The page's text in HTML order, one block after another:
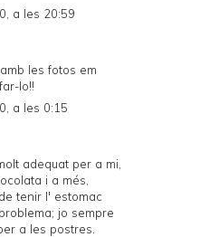
a les 20:59
les fotos em
lo!!
a les 0:15
adequat per a mi,
i a més,
tenir l' estomac
jo sempre
a les postres.